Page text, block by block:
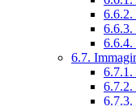
6.6.2.
6.6.3.
6.6.4.
6.7.
6.7.1.
6.7.2.
6.7.3.